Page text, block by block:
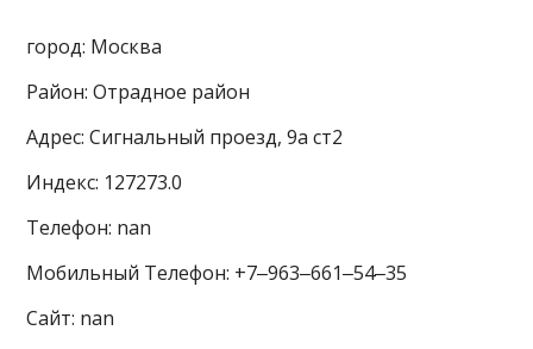
город: Москва
Район: Отрадное район
Адрес: Сигнальный проезд, 9а ст2
Индекс: 127273.0
Телефон: nan
Мобильный Телефон: +7‒963‒661‒54‒35
Сайт: nan